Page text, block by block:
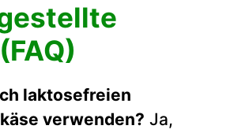
laktosefreien
verwenden? Ja,